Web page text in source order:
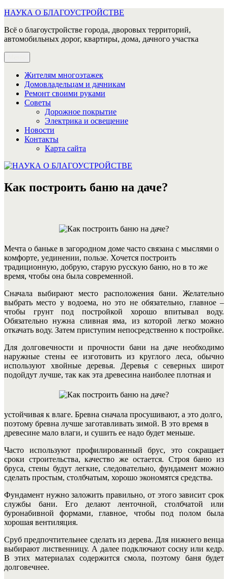
Перейти
содержимому
НАУКА О БЛАГОУСТРОЙСТВЕ
Всё о благоустройстве города, дворовых территорий,
автомобильных дорог, квартиры, дома, дачного участка
Жителям многоэтажек
Домовладельцам и дачникам
Ремонт своими руками
Советы
Дорожное покрытие
Электрика и освещение
Новости
Контакты
Карта сайта
Как построить баню на даче?
Мечта о баньке в загородном доме часто связана с мыслями о
комфорте, уединении, пользе. Хочется построить
традиционную, добрую, старую русскую баню, но в то же
время, чтобы она была современной.
Сначала выбирают место расположения бани. Желательно
выбрать место у водоема, но это не обязательно, главное –
чтобы грунт под постройкой хорошо впитывал воду.
Обязательно нужна сливная яма, из которой легко можно
откачать воду. Затем приступим непосредственно к постройке.
Для долговечности и прочности бани на даче необходимо
наружные стены ее изготовить из круглого леса, обычно
используют хвойные деревья. Деревья с северных широт
подойдут лучше, так как эта древесина наиболее плотная и
устойчивая к влаге. Бревна сначала просушивают, а это долго,
поэтому бревна лучше заготавливать зимой. В это время в
древесине мало влаги, и сушить ее надо будет меньше.
Часто используют профилированный брус, это сокращает
сроки строительства, качество же остается. Строя баню из
бруса, стены будут легкие, следовательно, фундамент можно
сделать простым, столбчатым, хорошо экономятся средства.
Фундамент нужно заложить правильно, от этого зависит срок
службы бани. Его делают ленточной, столбчатой или
буронабивной формами, главное, чтобы под полом была
хорошая вентиляция.
Сруб предпочтительнее сделать из дерева. Для нижнего венца
выбирают лиственницу. А далее подключают сосну или кедр.
В этих материалах содержится смола, поэтому баня будет
долговечнее.